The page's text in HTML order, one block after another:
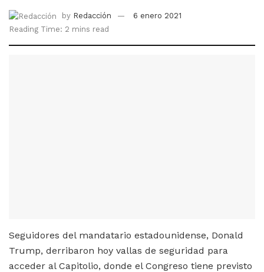
by Redacción
6 enero 2021
Reading Time: 2 mins read
Seguidores del mandatario estadounidense, Donald
Trump, derribaron hoy vallas de seguridad para
acceder al Capitolio, donde el Congreso tiene previsto